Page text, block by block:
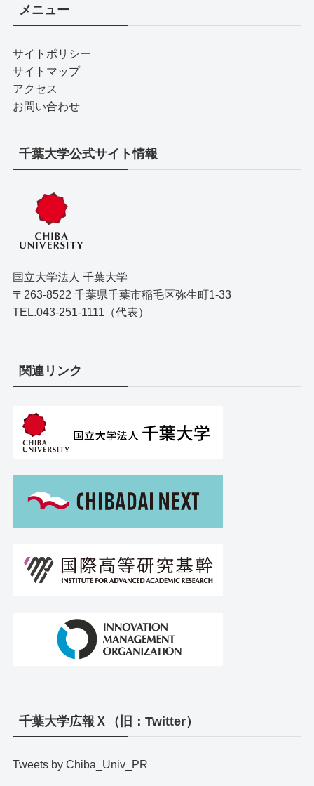
メニュー
サイトポリシー
サイトマップ
アクセス
お問い合わせ
千葉大学公式サイト情報
国立大学法人 千葉大学
〒263-8522 千葉県千葉市稲毛区弥生町1-33
TEL.043-251-1111（代表）
関連リンク
千葉大学広報Ｘ（旧：Twitter）
Tweets by Chiba_Univ_PR